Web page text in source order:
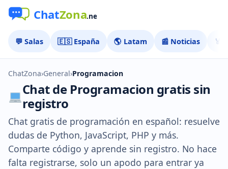
💬 Salas 🇪🇸 España 🌎 Latam 📰 Noticias 🏅
ChatZona›General›Programacion
Chat de Programacion gratis sin
registro
Chat gratis de programación en español: resuelve
dudas de Python, JavaScript, PHP y más.
Comparte código y aprende sin registro. No hace
falta registrarse, solo un apodo para entrar ya